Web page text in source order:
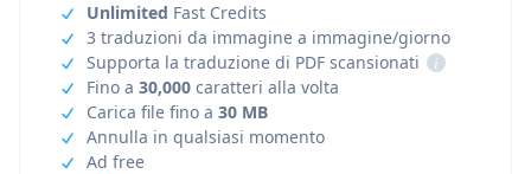
Unlimited Fast Credits
3 traduzioni da immagine a immagine/giorno
Supporta la traduzione di PDF scansionati
i
Fino a 30,000 caratteri alla volta
Carica file fino a 30 MB
Annulla in qualsiasi momento
Ad free